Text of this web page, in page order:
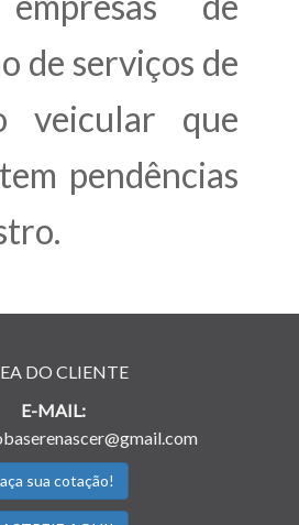
de serviços de
veicular que
pendências
DO CLIENTE
E-MAIL:
sua cotação!